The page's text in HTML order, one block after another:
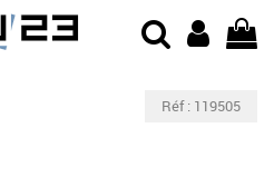
Réf : 119505